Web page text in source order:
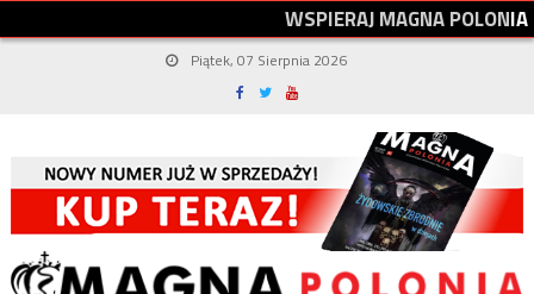
WSPIERAJMAGNAPOLONIA
Piątek, 07 Sierpnia 2026